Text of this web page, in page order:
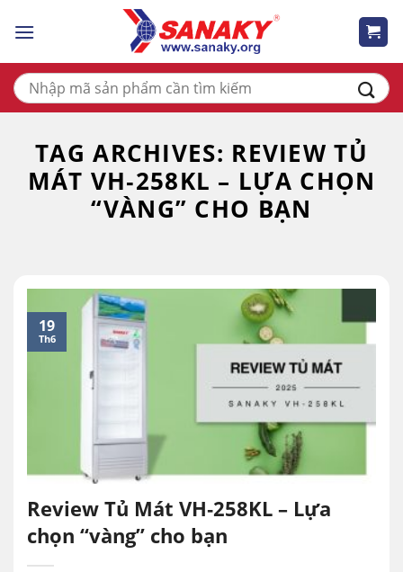
Tìm
kiếm:
TAG ARCHIVES: REVIEW TỦ
MÁT VH‑258KL – LỰA CHỌN
“VÀNG” CHO BẠN
Review Tủ Mát VH‑258KL – Lựa
chọn “vàng” cho bạn
19
Th6